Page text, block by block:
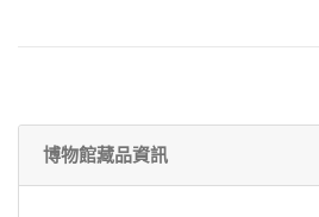
博物館藏品資訊